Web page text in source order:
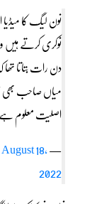
نون لیگ کا
نوکری کرتے ہیں
دن رات بتاتا
میاں صاحب بھی
اصلیت معلوم ہے
— Ch Fawad Hussain (@fawadchaudhry)
August 18,
2022